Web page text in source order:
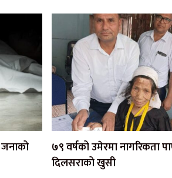
७९ वर्षको उमेरमा नागरिकता
दिलसराको खुसी